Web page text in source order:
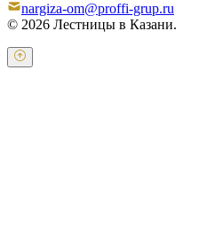
nargiza-om@proffi-grup.ru
© 2026 Лестницы в Казани.